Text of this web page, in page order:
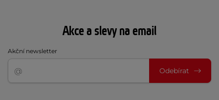
Akce a slevy na email
Akční newsletter
Odebírat